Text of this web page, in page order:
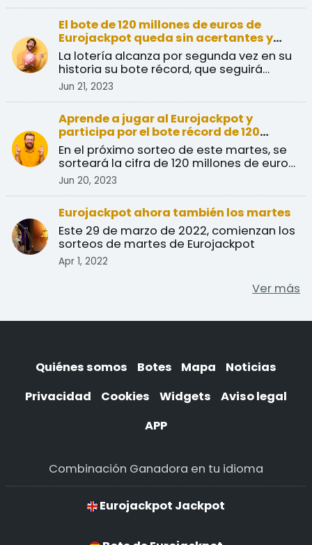
El bote de 120 millones de euros de
Eurojackpot queda sin acertantes y
volverá a sortearse el próximo viernes
La lotería alcanza por segunda vez en su
historia su bote récord, que seguirá
esperando a su pró ...
Jun 21, 2023
Aprende a jugar al Eurojackpot y
participa por el bote récord de 120
millones de euros
En el próximo sorteo de este martes, se
sorteará la cifra de 120 millones de euros,
alcanzando s ...
Jun 20, 2023
Eurojackpot ahora también los martes
Este 29 de marzo de 2022, comienzan los
sorteos de martes de Eurojackpot
Apr 1, 2022
Ver más
Quiénes somos Botes Mapa
Noticias
Privacidad
Cookies Widgets
Aviso legal
APP
Combinación Ganadora en tu idioma
Eurojackpot Jackpot